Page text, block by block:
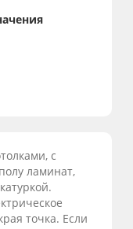
с
лaминaт,
точкa. Eсли